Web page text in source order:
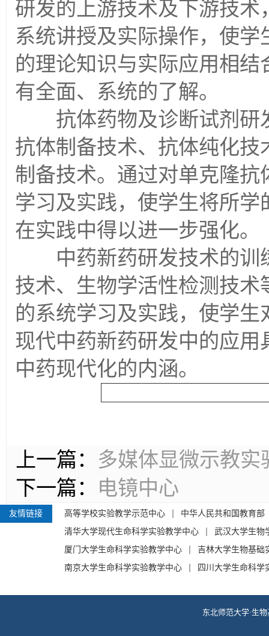
研发的上游技术及下游技
系统讲授及实际操作，使
的理论知识与实际应用相
有全面、系统的了解。
抗体药物及诊断试剂研
抗体制备技术、抗体纯化
制备技术。通过对单克隆
学习及实践，使学生将所
在实践中得以进一步强化。
中药新药研发技术的训
技术、生物学活性检测技
的系统学习及实践，使学
现代中药新药研发中的应
中药现代化的内涵。
上一篇： 多媒体显微示教实
下一篇：
电镜中心
友情链接 高等学校实验教学示范中心
中华人民共和国教育部
清华大学现代生命科学实验教学中心
武汉大学生物
厦门大学生命科学实验教学中心
吉林大学生物基础
南京大学生命科学实验教学中心
四川大学生命科学
东北师范大学·生